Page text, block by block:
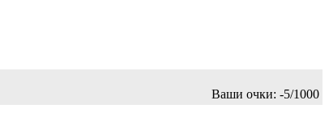
Ваши очки: -6/1000